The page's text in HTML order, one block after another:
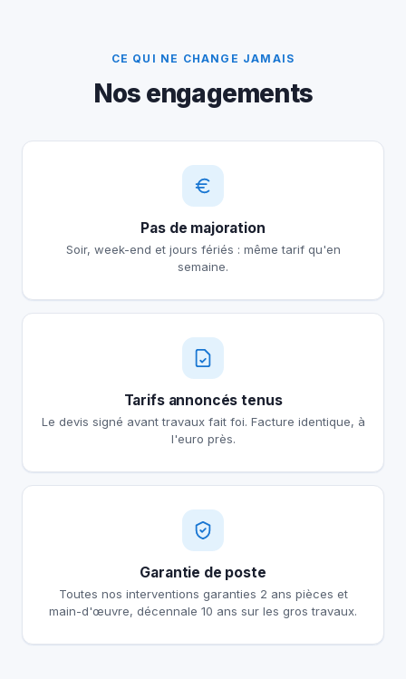
CE QUI NE CHANGE JAMAIS
Nos engagements
Pas de majoration
Soir, week-end et jours fériés : même tarif qu'en
semaine.
Tarifs annoncés tenus
Le devis signé avant travaux fait foi. Facture identique, à
l'euro près.
Garantie de poste
Toutes nos interventions garanties 2 ans pièces et
main-d'œuvre, décennale 10 ans sur les gros travaux.